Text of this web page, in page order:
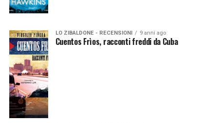
LO ZIBALDONE - RECENSIONI 9 anni ago
Cuentos Frìos, racconti freddi da Cuba